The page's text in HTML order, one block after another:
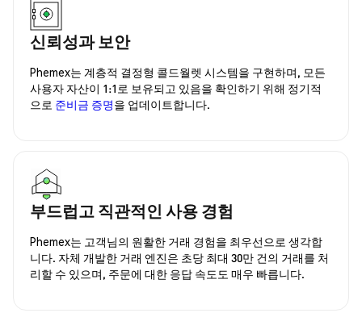
신뢰성과 보안
Phemex는 계층적 결정형 콜드월렛 시스템을 구현하며, 모든
사용자 자산이 1:1로 보유되고 있음을 확인하기 위해 정기적
으로 준비금 증명을 업데이트합니다.
부드럽고 직관적인 사용 경험
Phemex는 고객님의 원활한 거래 경험을 최우선으로 생각합
니다. 자체 개발한 거래 엔진은 초당 최대 30만 건의 거래를 처
리할 수 있으며, 주문에 대한 응답 속도도 매우 빠릅니다.